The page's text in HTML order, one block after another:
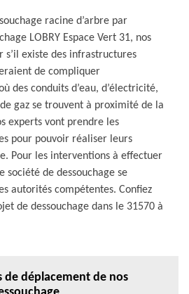
racine d’arbre par
LOBRY Espace Vert 31, nos
s’il existe des infrastructures
de compliquer
des conduits d’eau, d’électricité,
gaz se trouvent à proximité de la
experts vont prendre les
pour pouvoir réaliser leurs
Pour les interventions à effectuer
de dessouchage se
autorités compétentes. Confiez
de dessouchage dans le 31570 à
de déplacement de nos